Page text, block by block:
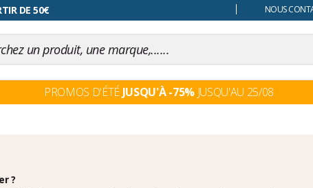
DE 50€
changer d'avis NOUS
PROMOS D'ÉTÉ JUSQU'À -75%JUSQU'AU 25/08
?